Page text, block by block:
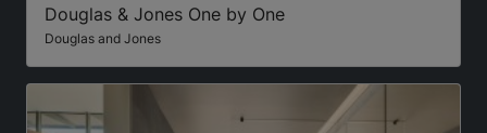
Douglas & Jones One by One
Douglas and Jones